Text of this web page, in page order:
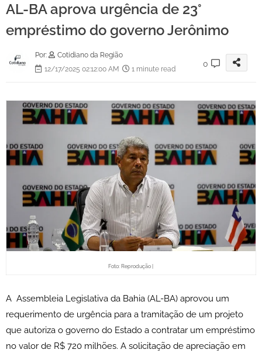
AL-BA aprova urgência de 23°
empréstimo do governo Jerônimo
Por:
Cotidiano da Região
12/17/2025 02:12:00 AM
1 minute read
0
Foto: Reprodução |
A Assembleia Legislativa da Bahia (AL-BA) aprovou um
requerimento de urgência para a tramitação de um projeto
que autoriza o governo do Estado a contratar um empréstimo
no valor de R$ 720 milhões. A solicitação de apreciação em